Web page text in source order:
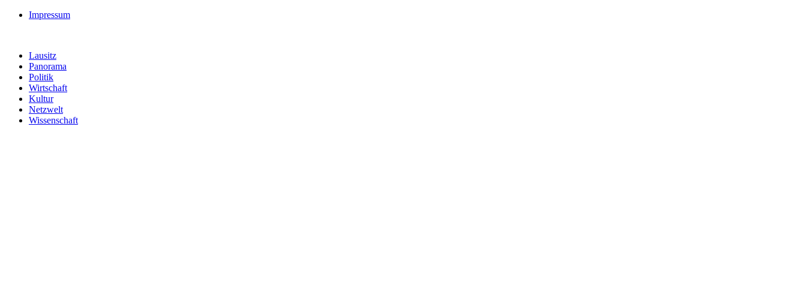
Impressum
Lausitz
Panorama
Politik
Wirtschaft
Kultur
Netzwelt
Wissenschaft